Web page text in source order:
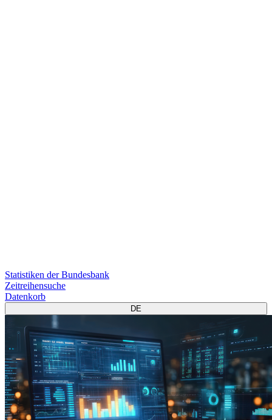
Statistiken der Bundesbank
Zeitreihensuche
Datenkorb
DE